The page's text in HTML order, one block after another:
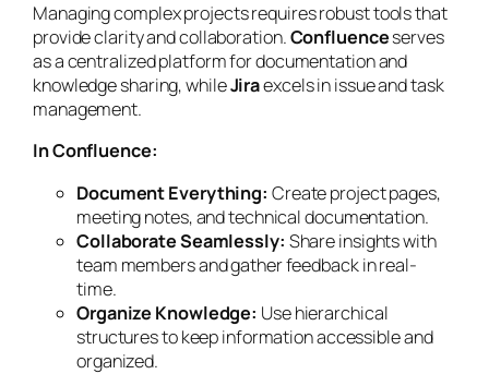
Managing complex projects requires robust tools that
provide clarity and collaboration.Confluenceserves
as a centralized platform for documentation and
knowledge sharing, whileJiraexcels in issue and task
management.
In Confluence:
Document Everything: Create project pages,
meeting notes, and technical documentation.
Collaborate Seamlessly: Share insights with
team members and gather feedback in real-
time.
Organize Knowledge: Use hierarchical
structures to keep information accessible and
organized.